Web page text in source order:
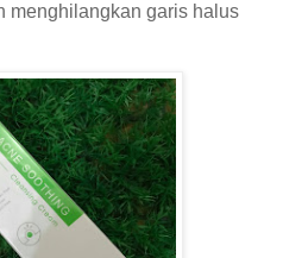
menghilangkan garis halus